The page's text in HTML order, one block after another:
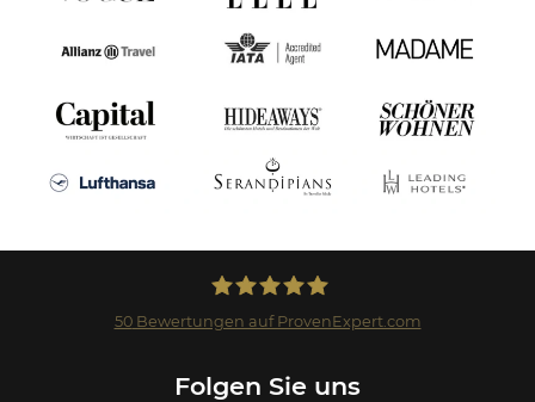
50Bewertungen auf ProvenExpert.com
Folgen Sie uns